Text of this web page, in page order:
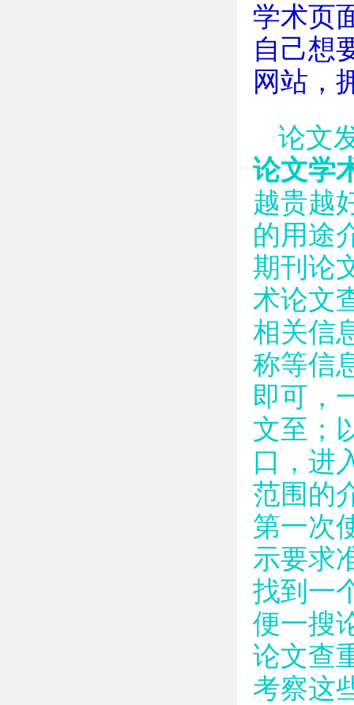
学术页
自己想
网站，
论文
论文学
越贵越
的用途
期刊论
术论文
相关信
称等信
即可，
文至；
口，进
范围的
第一次
示要求
找到一
便一搜
论文查
考察这